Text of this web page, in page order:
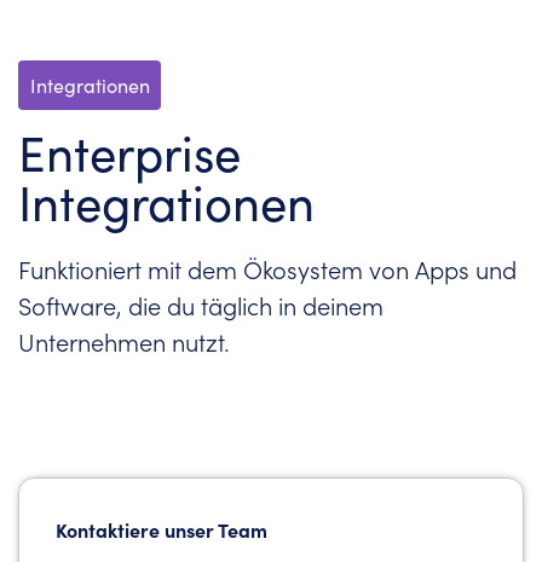
Integrationen
Enterprise
Integrationen
Funktioniert mit dem Ökosystem von Apps und
Software, die du täglich in deinem
Unternehmen nutzt.
Kontaktiere unser Team